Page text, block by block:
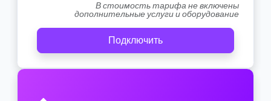
В стоимость тарифа не включены
дополнительные услуги и оборудование
Подключить